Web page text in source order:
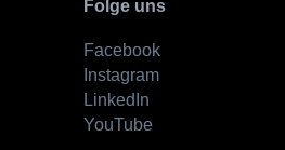
Folge uns
Facebook
Instagram
LinkedIn
YouTube